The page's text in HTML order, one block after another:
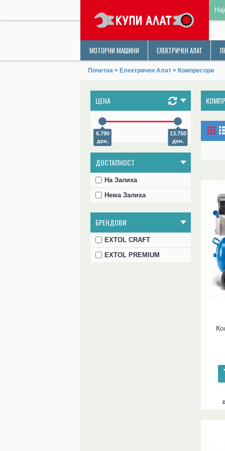
МОТОРНИ МАШИНИ ЕЛЕКТРИЧЕН АЛАТ
Почетна » Електричен Алат » Компресори
ЦЕНА
6.790
ден.
13.750
ден.
ДОСТАПНОСТ
На Залиха
Нема Залиха
БРЕНДОВИ
EXTOL CRAFT
EXTOL PREMIUM